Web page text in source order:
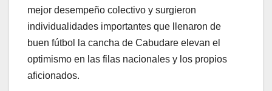
mejor desempeño colectivo y surgieron
individualidades importantes que llenaron de
buen fútbol la cancha de Cabudare elevan el
optimismo en las filas nacionales y los propios
aficionados.